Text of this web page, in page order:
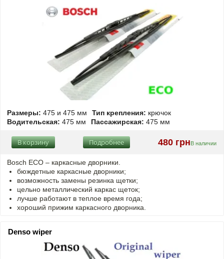
Размеры: 475 и 475 мм Тип крепления: крючок
Водительская: 475 мм Пассажирская: 475 мм
480 грнВ наличии
Подробнее
В корзину
Bosch ECO – каркасные дворники.
бюждетные каркасные дворники;
возможность замены резинка щетки;
цельно металлический каркас щеток;
лучше работают в теплое время года;
хороший прижим каркасного дворника.
Denso wiper